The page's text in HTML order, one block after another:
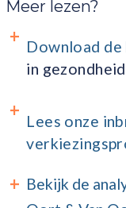
Meer lezen?
Download
in
Lees onze
Bekijk de